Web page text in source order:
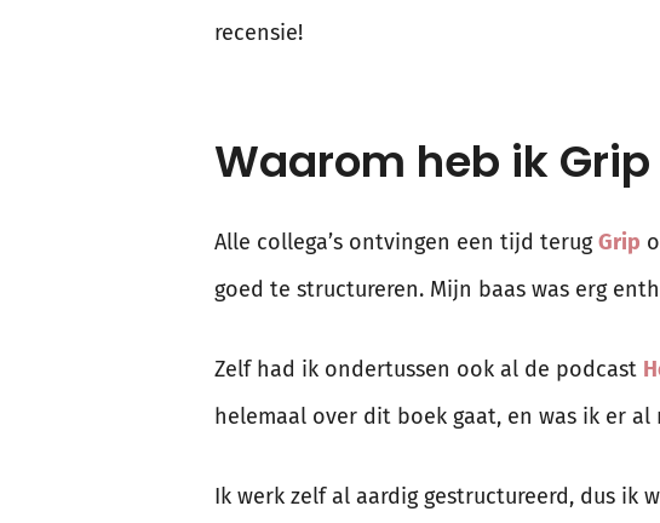
recensie!
Waarom heb ik
Alle collega’s ontvingen een tijd terugGrip
goed te structureren. Mijn baas was erg
Zelf had ik ondertussen ook al de podcast
helemaal over dit boek gaat, en was ik er al
Ik werk zelf al aardig gestructureerd, dus ik